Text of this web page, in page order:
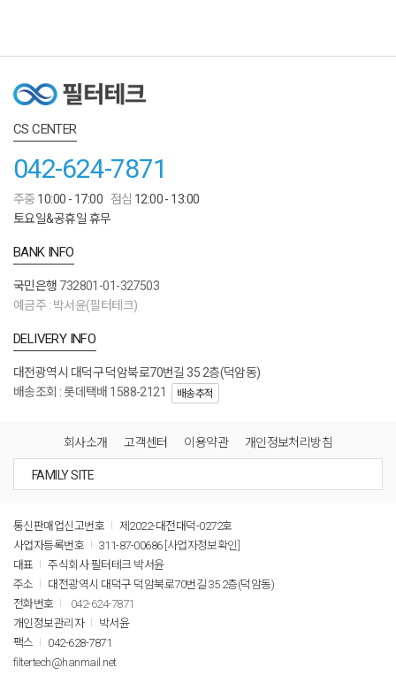
CS CENTER
042-624-7871
주중 10:00 - 17:00 점심 12:00 - 13:00
토요일&공휴일 휴무
BANK INFO
국민은행 732801-01-327503
예금주 : 박서윤(필터테크)
DELIVERY INFO
대전광역시 대덕구 덕암북로70번길 35 2층(덕암동)
배송조회 : 롯데택배 1588-2121
배송추적
회사소개 고객센터 이용약관 개인정보처리방침
통신판매업신고번호
제2022-대전대덕-0272호
사업자등록번호
311-87-00686 [사업자정보확인]
대표
주식회사 필터테크 박서윤
주소
대전광역시 대덕구 덕암북로70번길 35 2층(덕암동)
전화번호
042-624-7871
개인정보관리자
박서윤
팩스
042-628-7871
filtertech@hanmail.net